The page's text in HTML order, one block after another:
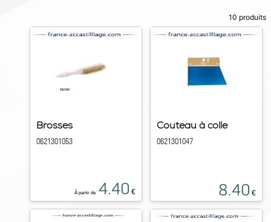
10 produits
Brosses
0621301053
À partir de 4.40 €
Couteau à colle
0621301047
8.40 €